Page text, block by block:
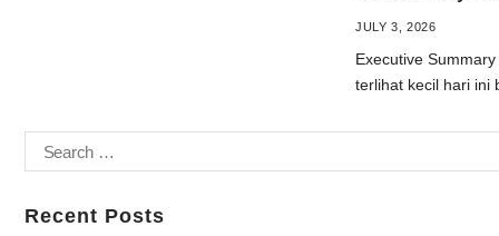
JULY 3, 2026
Executive
terlihat kecil hari
Recent Posts